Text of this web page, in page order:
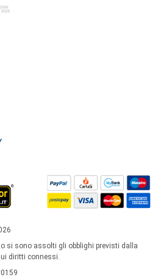
si sono assolti gli obblighi previsti dalla
diritti connessi.